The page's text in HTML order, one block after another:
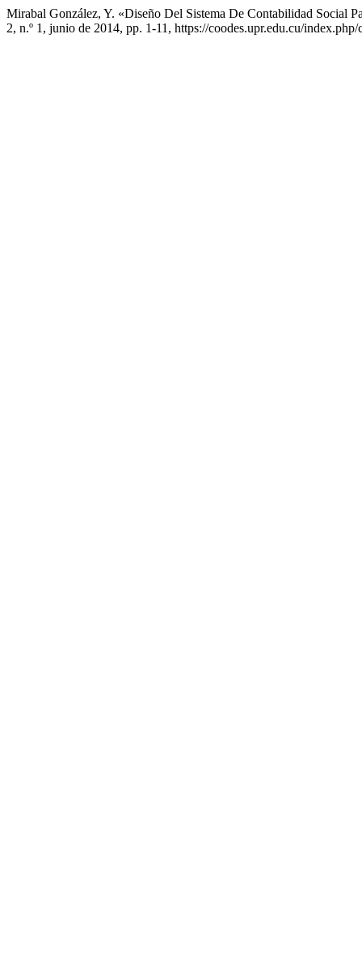
Mirabal González, Y. «Diseño Del Sistema De Contabilidad Social
2, n.º 1, junio de 2014, pp. 1-11, https://coodes.upr.edu.cu/